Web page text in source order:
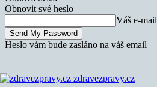
Obnovit své heslo
Váš e-mail
Heslo vám bude zasláno na váš email
zdravezpravy.cz